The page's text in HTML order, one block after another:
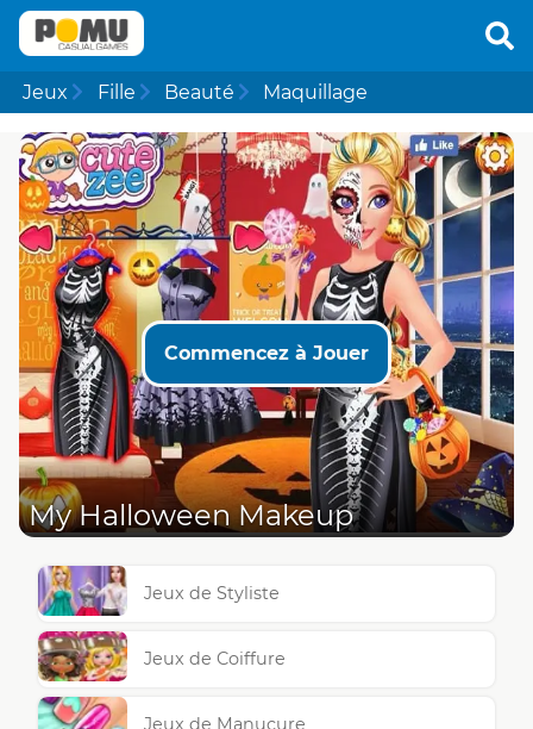
Jeux Fille Beauté Maquillage
Commencez à Jouer
My Halloween Makeup
Jeux de Styliste
Jeux de Coiffure